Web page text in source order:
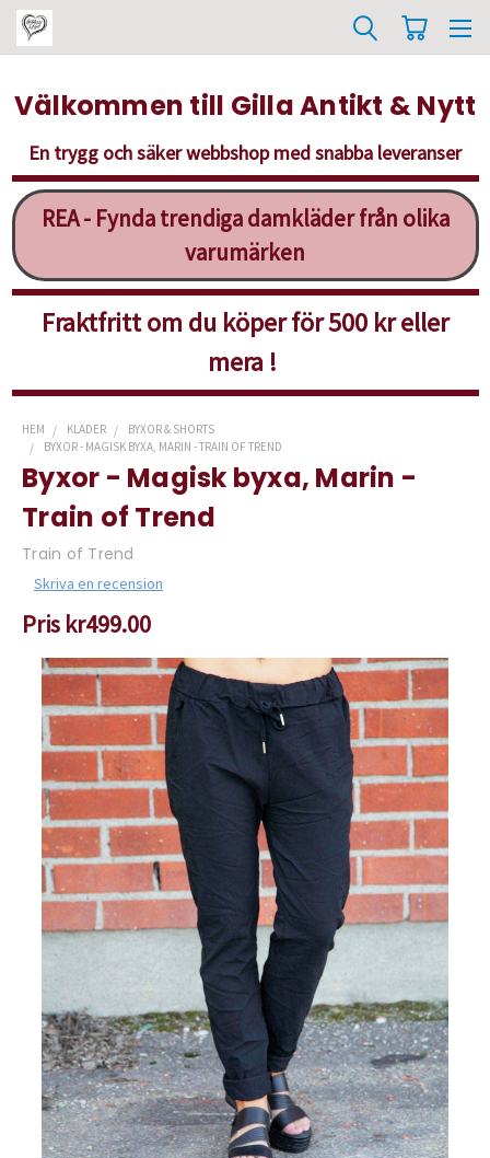
Välkommen till Gilla Antikt & Nytt
En trygg och säker webbshop med snabba leveranser
REA - Fynda trendiga damkläder från olika
varumärken
Fraktfritt om du köper för 500 kr eller
mera !
HEM KLÄDER
BYXOR & SHORTS
BYXOR - MAGISK BYXA, MARIN - TRAIN OF TREND
Byxor - Magisk byxa, Marin -
Train of Trend
Train of Trend
Skriva en recension
Pris kr499.00